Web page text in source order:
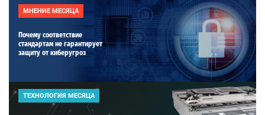
МНЕНИЕ МЕСЯЦА
Почему соответствие
стандартам не гарантирует
защиту от киберугроз
ТЕХНОЛОГИЯ МЕСЯЦА